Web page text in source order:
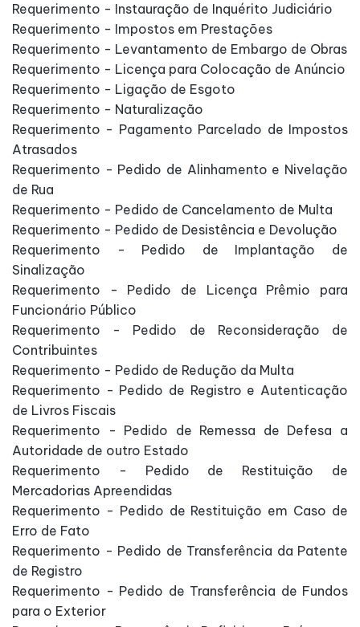
Requerimento - Instauração de Inquérito Judiciário
Requerimento - Impostos em Prestações
Requerimento - Levantamento de Embargo de Obras
Requerimento - Licença para Colocação de Anúncio
Requerimento - Ligação de Esgoto
Requerimento - Naturalização
Requerimento - Pagamento Parcelado de Impostos
Atrasados
Requerimento - Pedido de Alinhamento e Nivelação
de Rua
Requerimento - Pedido de Cancelamento de Multa
Requerimento - Pedido de Desistência e Devolução
Requerimento - Pedido de Implantação de
Sinalização
Requerimento - Pedido de Licença Prêmio para
Funcionário Público
Requerimento - Pedido de Reconsideração de
Contribuintes
Requerimento - Pedido de Redução da Multa
Requerimento - Pedido de Registro e Autenticação
de Livros Fiscais
Requerimento - Pedido de Remessa de Defesa a
Autoridade de outro Estado
Requerimento - Pedido de Restituição de
Mercadorias Apreendidas
Requerimento - Pedido de Restituição em Caso de
Erro de Fato
Requerimento - Pedido de Transferência da Patente
de Registro
Requerimento - Pedido de Transferência de Fundos
para o Exterior